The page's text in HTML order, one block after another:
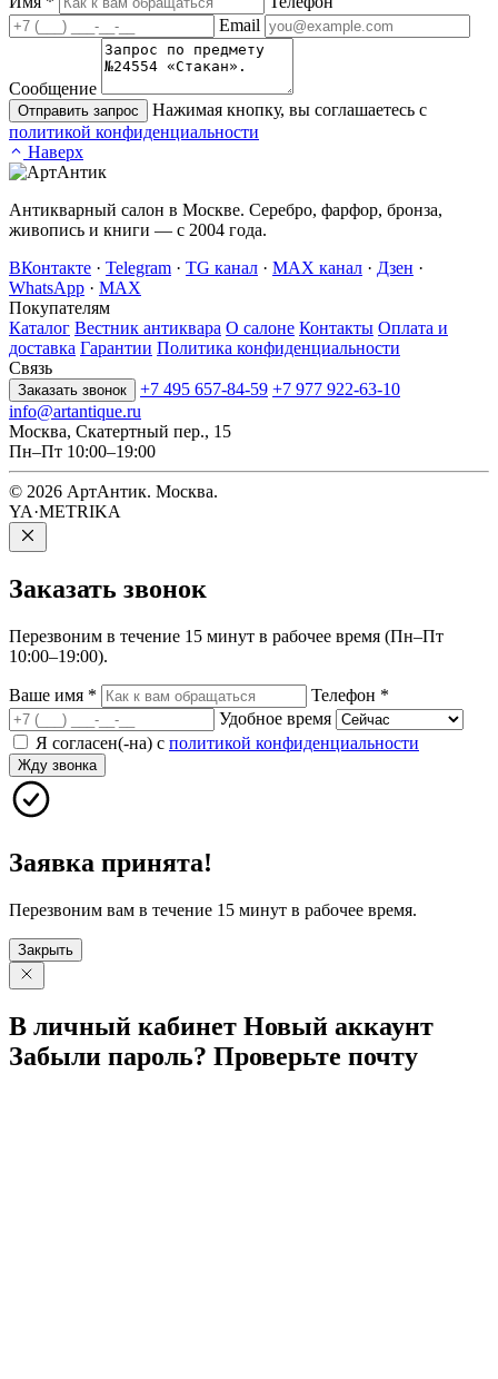
Email
Сообщение
Отправить запрос
Нажимая кнопку, вы соглашаетесь с
политикой конфиденциальности
Наверх
Антикварный салон в Москве. Серебро, фарфор, бронза,
живопись и книги — с 2004 года.
ВКонтакте · Telegram · TG канал · MAX канал · Дзен ·
WhatsApp · MAX
Покупателям
Каталог Вестник антиквара О салоне Контакты Оплата и
доставка Гарантии Политика конфиденциальности
Связь
Заказать звонок +7 495 657-84-59 +7 977 922-63-10
info@artantique.ru
Москва, Скатертный пер., 15
Пн–Пт 10:00–19:00
© 2026 АртАнтик. Москва.
YA·METRIKA
Заказать звонок
Перезвоним в течение 15 минут в рабочее время (Пн–Пт
10:00–19:00).
Ваше имя * Телефон *
Удобное время
Я согласен(-на) с политикой конфиденциальности
Жду звонка
Заявка принята!
Перезвоним вам в течение 15 минут в рабочее время.
Закрыть
В личный кабинет Новый аккаунт
Забыли пароль? Проверьте почту